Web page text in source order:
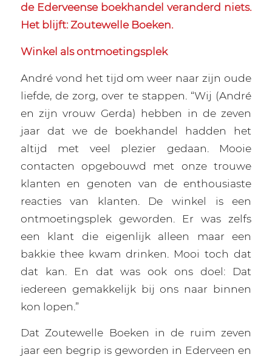
de Ederveense boekhandel veranderd niets.
Het blijft: Zoutewelle Boeken.
Winkel als ontmoetingsplek
André vond het tijd om weer naar zijn oude
liefde, de zorg, over te stappen. “Wij (André
en zijn vrouw Gerda) hebben in de zeven
jaar dat we de boekhandel hadden het
altijd met veel plezier gedaan. Mooie
contacten opgebouwd met onze trouwe
klanten en genoten van de enthousiaste
reacties van klanten. De winkel is een
ontmoetingsplek geworden. Er was zelfs
een klant die eigenlijk alleen maar een
bakkie thee kwam drinken. Mooi toch dat
dat kan. En dat was ook ons doel: Dat
iedereen gemakkelijk bij ons naar binnen
kon lopen.”
Dat Zoutewelle Boeken in de ruim zeven
jaar een begrip is geworden in Ederveen en